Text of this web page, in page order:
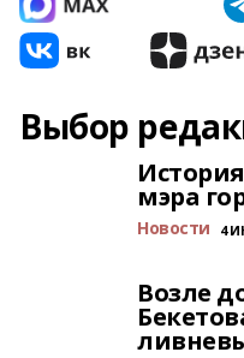
Выбор
мэра
Новости 4
Возле